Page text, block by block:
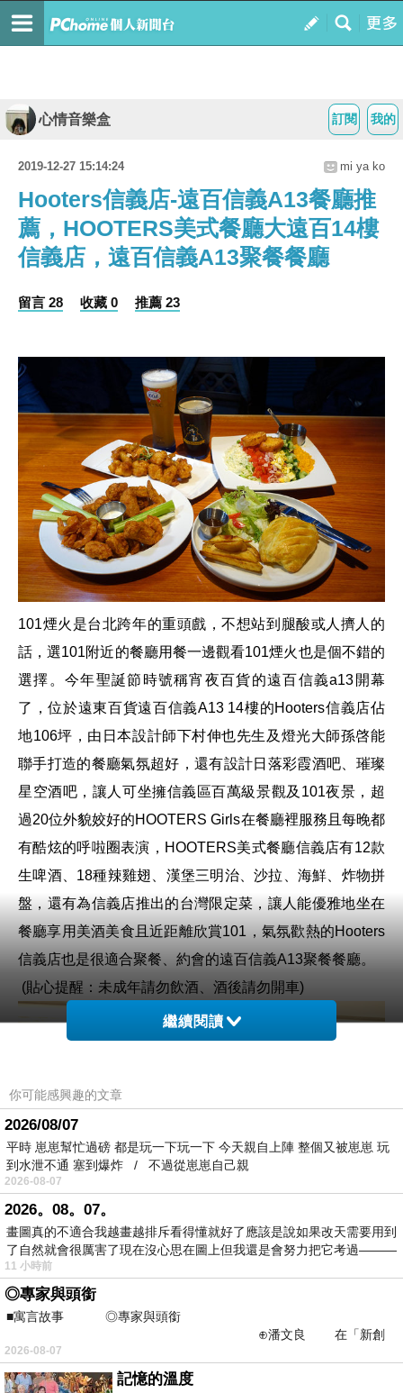
我的
訂閱
心情音樂盒
2019-12-27 15:14:24 mi ya ko
Hooters信義店-遠百信義A13餐廳推
薦，HOOTERS美式餐廳大遠百14樓
信義店，遠百信義A13聚餐餐廳
留言 28 收藏 0 推薦 23
101煙火是台北跨年的重頭戲，不想站到腿酸或人擠人的
話，選101附近的餐廳用餐一邊觀看101煙火也是個不錯的
選擇。今年聖誕節時號稱宵夜百貨的遠百信義a13開幕
了，位於遠東百貨遠百信義A1314樓的Hooters信義店佔
地106坪，由日本設計師下村伸也先生及燈光大師孫啓能
聯手打造的餐廳氣氛超好，還有設計日落彩霞酒吧、璀璨
星空酒吧，讓人可坐擁信義區百萬級景觀及101夜景，超
過20位外貌姣好的HOOTERS Girls在餐廳裡服務且每晚都
有酷炫的呼啦圈表演， HOOTERS美式餐廳信義店有12款
生啤酒、18種辣雞翅、漢堡三明治、沙拉、海鮮、炸物拼
盤，還有為信義店推出的台灣限定菜，讓人能優雅地坐在
餐廳享用美酒美食且近距離欣賞101，氣氛歡熱的Hooters
信義店也是很適合聚餐、約會的遠百信義A13聚餐餐廳。
(貼心提醒：未成年請勿飲酒、酒後請勿開車)
台北市信義區松仁路58號的遠東百貨遠百信義A13地理位
置很好、交通很方便，離板南線捷運市政府站、淡水信義
線捷運象山站都很近，想來的朋友搭紅線捷運從象山站1
號出口直走到松仁路口右轉再直走，或搭藍線從市府站3
號出口出來後直走右轉松仁路後直行，從捷運步行大約7
繼續閱讀
你可能感興趣的文章
2026/08/07
平時 崽崽幫忙過磅 都是玩一下玩一下 今天親自上陣 整個又被崽崽 玩
到水泄不通 塞到爆炸 / 不過從崽崽自己親
2026-08-07
2026。08。07。
畫圖真的不適合我越畫越排斥看得懂就好了應該是說如果改天需要用到
了自然就會很厲害了現在沒心思在圖上但我還是會努力把它考過———
11 小時前
◎專家與頭銜
■寓言故事 ◎專家與頭銜
⊕潘文良 在「新創
之谷」裡——
2026-08-07
記憶的溫度